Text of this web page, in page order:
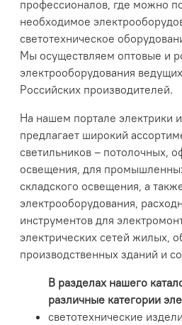
профессионалов, где можно
необходимое
светотехническое
Мы осуществляем оптовые и
электрооборудования
Российских производителей.
На нашем портале электрики
предлагает широкий
светильников – потолочных,
освещения, для
складского освещения, а
электрооборудования,
инструментов для
электрических сетей жилых,
производственных зданий и
В разделах нашего
различные категории
светотехнические